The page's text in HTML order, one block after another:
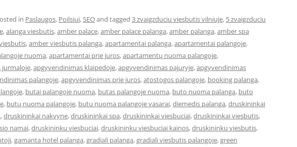
in Paslaugos, Poilsiui,SEOand tagged 3 zvaigzduciu viesbutis vilniuje, 5 zvaigzduciu
,alanga viesbutis,amber palace,amber palace palanga,amber palanga,amber spa
,amber viesbutis palanga,apartamentai palanga,apartamentai palangoje,
nuoma,apartamentai prie juros,apartamentų nuoma palangoje,
jurmaloje,apgyvendinimas klaipedoje,apgyvendinimas pajuryje,apgyvendinimas
palangoje,apgyvendinimas prie juros,atostogos palangoje, booking palanga,
, butai palangoje nuoma, butas palangoje nuoma, buto nuoma palanga, buto
, butų nuoma palangoje, butu nuoma palangoje vasarai,diemedis palanga,druskininkai
,druskininkai nakvyne,druskininkai spa,druskininkai viesbuciai,druskininkai viesbutis,
namai,druskininku viesbuciai,druskininku viesbuciai kainos,druskininku viesbutis,
,gamanta hotel palanga,gradiali palanga,gradiali viesbutis palangoje,green